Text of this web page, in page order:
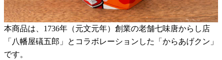
本商品は、1736年（元文元年）創業の老舗七味唐からし店
「八幡屋礒五郎」とコラボレーションした「からあげクン」
です。